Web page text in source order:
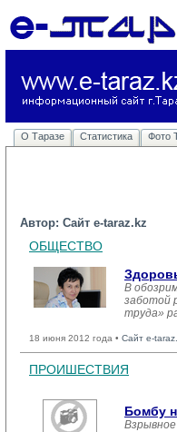
О Таразе Статистика Фото
Автор: Сайт e-taraz.kz
ОБЩЕСТВО
В
заботой
труда»
18 июня 2012 года • Сайт e-
ПРОИШЕСТВИЯ
Бомбу